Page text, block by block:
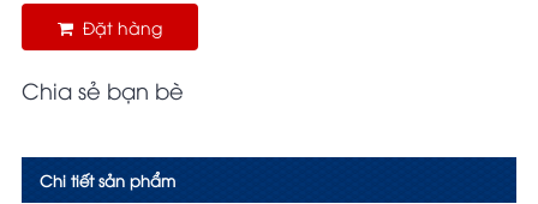
Đặt hàng
Chia sẻ bạn bè
Chi tiết sản phẩm